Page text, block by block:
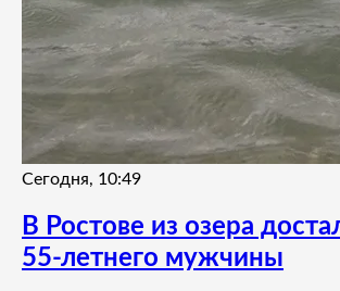
Сегодня, 10:49
В Ростове из озера
55-летнего мужчины